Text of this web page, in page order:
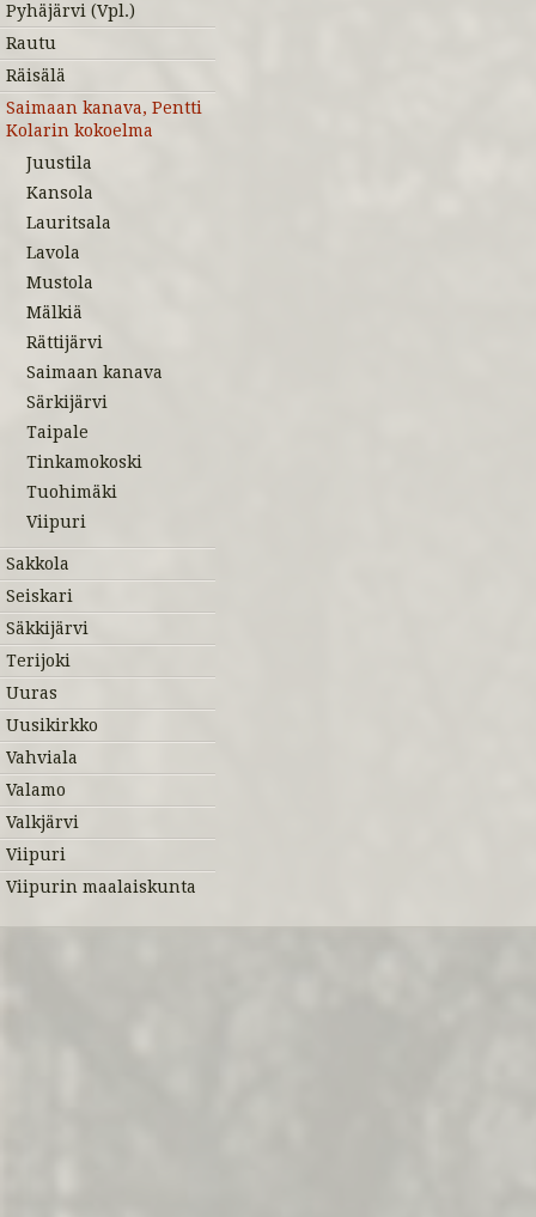
Pyhäjärvi (Vpl.)
Rautu
Räisälä
Saimaan kanava, Pentti
Kolarin kokoelma
Juustila
Kansola
Lauritsala
Lavola
Mustola
Mälkiä
Rättijärvi
Saimaan kanava
Särkijärvi
Taipale
Tinkamokoski
Tuohimäki
Viipuri
Sakkola
Seiskari
Säkkijärvi
Terijoki
Uuras
Uusikirkko
Vahviala
Valamo
Valkjärvi
Viipuri
Viipurin maalaiskunta